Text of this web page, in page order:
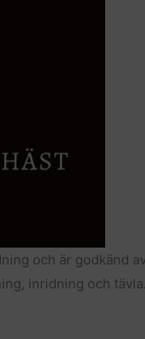
och är godkänd
inridning och tävla.